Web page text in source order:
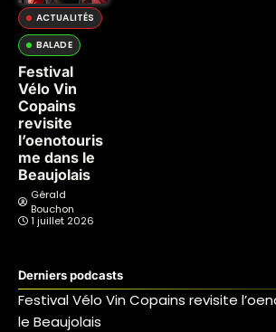
ACTUALITÉS
BALADE
Festival
Vélo Vin
Copains
revisite
l’oenotouris
me dans le
Beaujolais
Gérald
Bouchon
1 juillet 2026
Derniers podcasts
Festival Vélo Vin Copains revisite
le Beaujolais